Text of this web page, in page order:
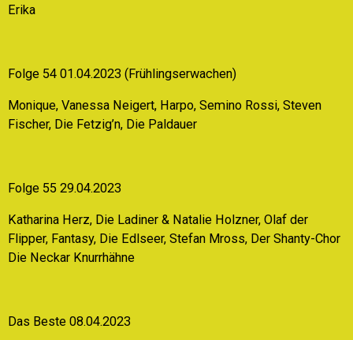
Erika
Folge 54 01.04.2023 (Frühlingserwachen)
Monique, Vanessa Neigert, Harpo, Semino Rossi, Steven
Fischer, Die Fetzig’n, Die Paldauer
Folge 55 29.04.2023
Katharina Herz, Die Ladiner & Natalie Holzner, Olaf der
Flipper, Fantasy, Die Edlseer, Stefan Mross, Der Shanty-Chor
Die Neckar Knurrhähne
Das Beste 08.04.2023